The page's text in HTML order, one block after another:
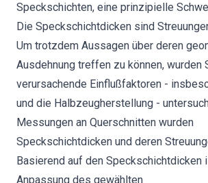
Speckschichten, eine prinzipielle
Die Speckschichtdicken sind
Um trotzdem Aussagen über deren
Ausdehnung treffen zu können, wurden
verursachende Einflußfaktoren -
und die Halbzeugherstellung -
Messungen an Querschnitten wurden
Speckschichtdicken und deren
Basierend auf den Speckschichtdicken
Anpassung des gewählten